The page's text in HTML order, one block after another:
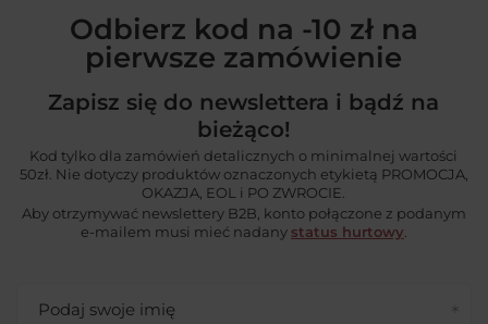
Odbierz kod na -10 zł na
pierwsze zamówienie
Zapisz się do newslettera i bądź na
bieżąco!
Kod tylko dla zamówień detalicznych o minimalnej wartości
50zł. Nie dotyczy produktów oznaczonych etykietą PROMOCJA,
OKAZJA, EOL i PO ZWROCIE.
Aby otrzymywać newslettery B2B, konto połączone z podanym
e-mailem musi mieć nadany status hurtowy
Podaj swoje imię